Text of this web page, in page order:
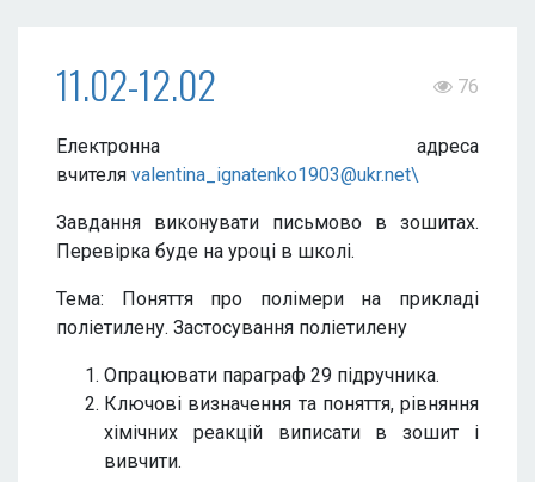
11.02-12.02 76
Електронна адреса
вчителя valentina_ignatenko1903@ukr.net\
Завдання виконувати письмово в зошитах.
Перевірка буде на уроці в школі.
Тема: Поняття про полімери на прикладі
поліетилену. Застосування поліетилену
Опрацювати параграф 29 підручника.
Ключові визначення та поняття, рівняння
хімічних реакцій виписати в зошит і
вивчити.